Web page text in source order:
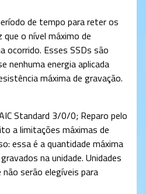
de tempo para reter os
o nível máximo de
ocorrido. Esses SSDs são
nenhuma energia aplicada
máxima de gravação.
Standard 3/0/0; Reparo pelo
a limitações máximas de
essa é a quantidade máxima
na unidade. Unidades
serão elegíveis para